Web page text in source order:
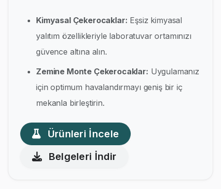
Kimyasal Çekerocaklar: Eşsiz kimyasal
yalıtım özellikleriyle laboratuvar ortamınızı
güvence altına alın.
Zemine Monte Çekerocaklar: Uygulamanız
için optimum havalandırmayı geniş bir iç
mekanla birleştirin.
Ürünleri İncele
Belgeleri İndir